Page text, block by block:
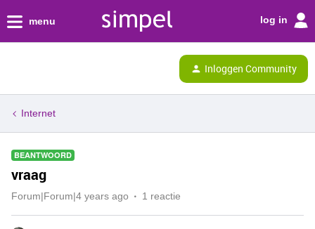
menu log in
Inloggen Community
Internet
BEANTWOORD
vraag
Forum|Forum|4 years ago 1 reactie